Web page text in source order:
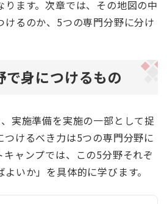
ります。次章では、その地図の中
けるのか、5つの専門分野に分け
身につけるもの
実施準備を実施の一部として捉
つけるべき力は5つの専門分野に
ャンプでは、この5分野それぞ
いか」を具体的に学びます。